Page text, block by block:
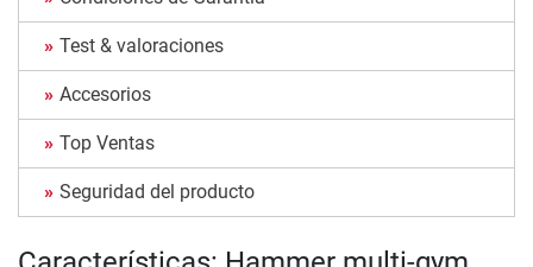
Test & valoraciones
Accesorios
Top Ventas
Seguridad del producto